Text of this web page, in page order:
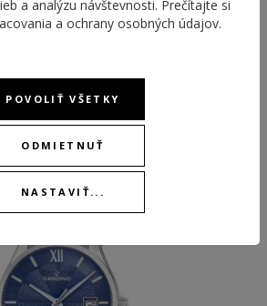
a analýzu návštevnosti. Prečítajte si
a ochrany osobných údajov.
POVOLIŤ VŠETKY
ODMIETNUŤ
NASTAVIŤ...